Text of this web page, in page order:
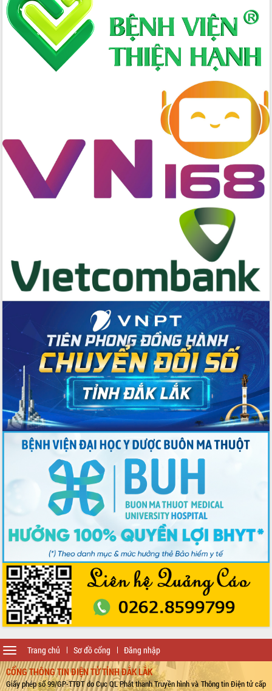
Trang chủ Sơ đồ cổng Đăng nhập
Toggle
navigation
CỔNG THÔNG TIN ĐIỆN TỬ TỈNH ĐẮK LẮK
Giấy phép số 99/GP-TTĐT do Cục QL Phát thanh Truyền hình và Thông tin Điện tử cấp